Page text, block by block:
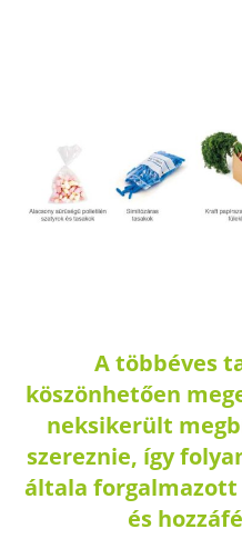
A többéves
köszönhetően
neksikerült
szereznie, így
általa
és